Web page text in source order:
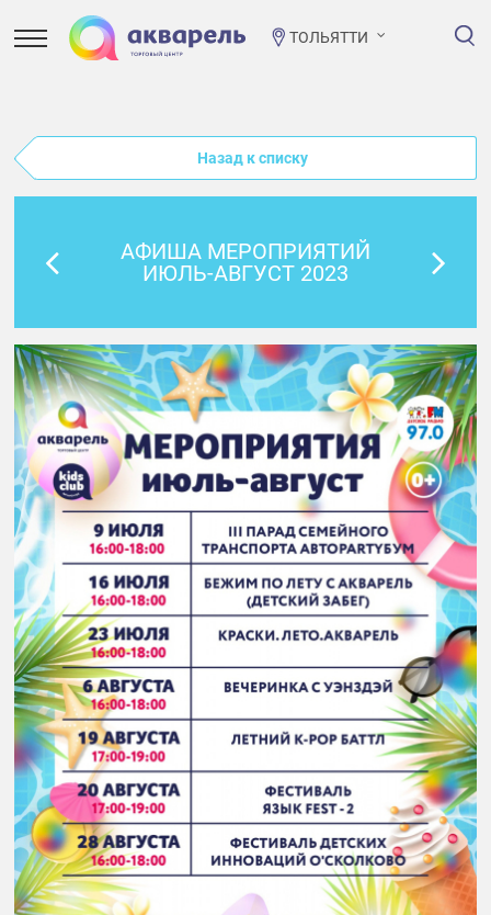
ТОЛЬЯТТИ
Назад к списку
АФИША МЕРОПРИЯТИЙ
ИЮЛЬ-АВГУСТ 2023